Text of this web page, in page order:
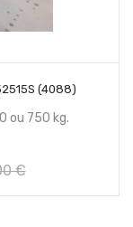
(4088)
ou 750 kg.
€